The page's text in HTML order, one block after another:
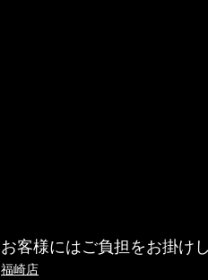
お客様にはご負担をお掛け
福崎店